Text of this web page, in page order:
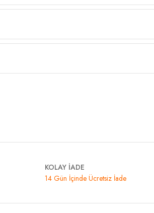
KOLAY İADE
14 Gün İçinde Ücretsiz İade